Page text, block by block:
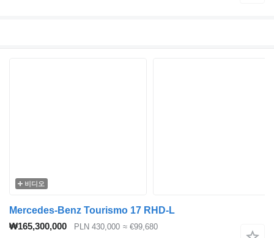
비디오
Mercedes-Benz Tourismo 17 RHD-L
₩165,300,000
PLN 430,000 ≈ €99,680